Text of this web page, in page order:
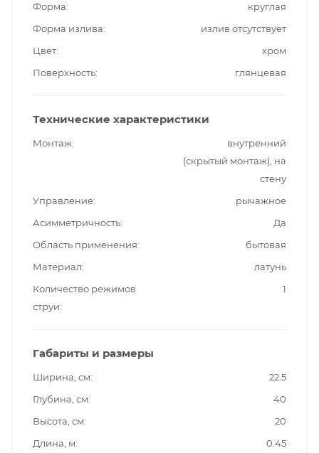
Форма
круглая
Форма излива
излив отсутствует
Цвет
хром
Поверхность
глянцевая
Технические характеристики
Монтаж
внутренний
(скрытый монтаж), на
стену
Управление
рычажное
Асимметричность
Да
Область применения
бытовая
Материал
латунь
Количество режимов
струи
1
Габариты и размеры
Ширина, см
22.5
Глубина, см
40
Высота, см
20
Длина, м
0.45